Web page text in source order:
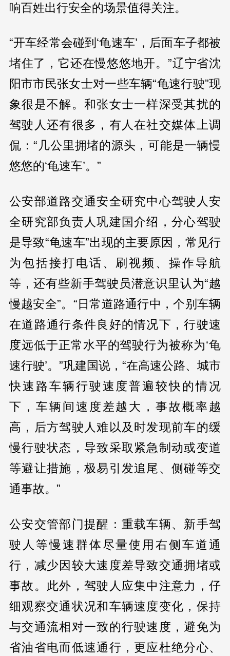
响百姓出行安全的场景值得关注。
“开车经常会碰到‘龟速车’，后面车子都被
堵住了，它还在慢悠悠地开。”辽宁省沈
阳市市民张女士对一些车辆“龟速行驶”现
象很是不解。和张女士一样深受其扰的
驾驶人还有很多，有人在社交媒体上调
侃：“几公里拥堵的源头，可能是一辆慢
悠悠的‘龟速车’。”
公安部道路交通安全研究中心驾驶人安
全研究部负责人巩建国介绍，分心驾驶
是导致“龟速车”出现的主要原因，常见行
为包括接打电话、刷视频、操作导航
等，还有些新手驾驶员潜意识里认为“越
慢越安全”。“日常道路通行中，个别车辆
在道路通行条件良好的情况下，行驶速
度远低于正常水平的驾驶行为被称为‘龟
速行驶’。”巩建国说，“在高速公路、城市
快速路车辆行驶速度普遍较快的情况
下，车辆间速度差越大，事故概率越
高，后方驾驶人难以及时发现前车的缓
慢行驶状态，导致采取紧急制动或变道
等避让措施，极易引发追尾、侧碰等交
通事故。”
公安交管部门提醒：重载车辆、新手驾
驶人等慢速群体尽量使用右侧车道通
行，减少因较大速度差导致交通拥堵或
事故。此外，驾驶人应集中注意力，仔
细观察交通状况和车辆速度变化，保持
与交通流相对一致的行驶速度，避免为
省油省电而低速通行，更应杜绝分心、